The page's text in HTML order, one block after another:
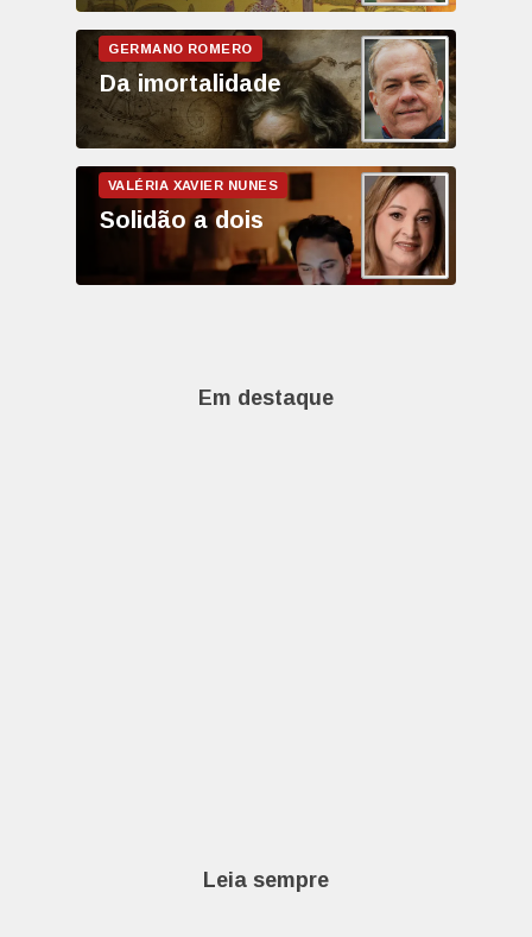
Da imortalidade
Solidão a dois
Em destaque
Leia sempre